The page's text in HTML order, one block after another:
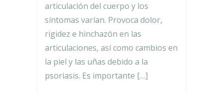
articulación del cuerpo y los
síntomas varían. Provoca dolor,
rigidez e hinchazón en las
articulaciones, así como cambios en
la piel y las uñas debido a la
psoriasis. Es importante […]